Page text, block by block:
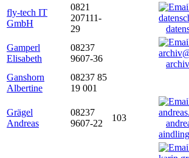
fly-tech IT
GmbH
0821
207111-
29
Gamperl
Elisabeth
08237
9607-36
Ganshorn
Albertine
08237 85
19 001
Grägel
Andreas
08237
9607-22
103